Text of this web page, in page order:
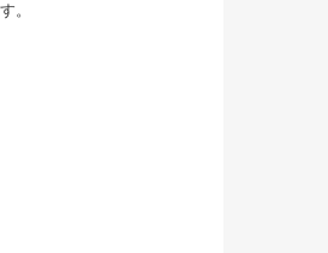
。